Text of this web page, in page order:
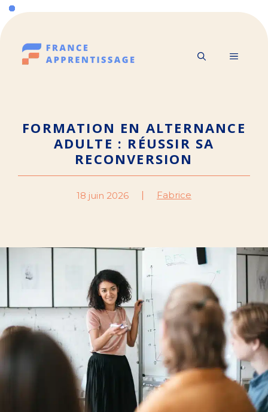
Aller
au
contenu
MENU
FORMATION EN ALTERNANCE
ADULTE : RÉUSSIR SA
RECONVERSION
18 juin 2026 Fabrice